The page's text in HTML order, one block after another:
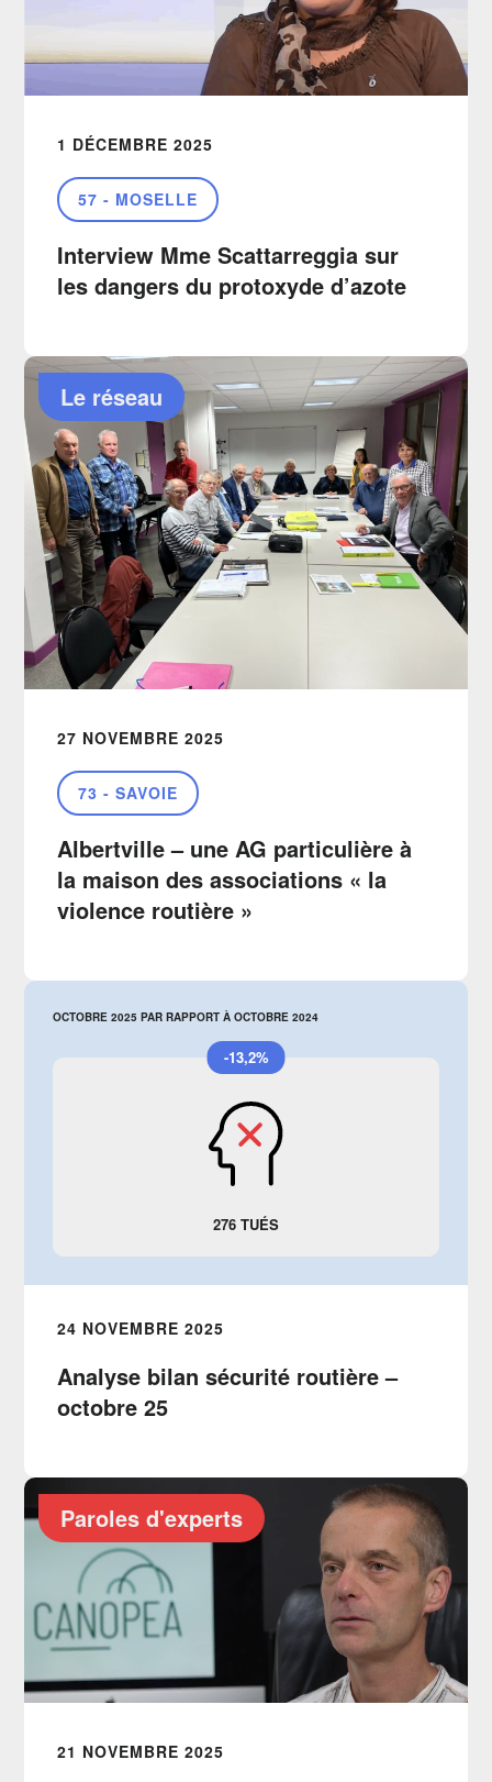
1 DÉCEMBRE 2025
57 - MOSELLE
Interview Mme Scattarreggia sur
les dangers du protoxyde d’azote
Le réseau
27 NOVEMBRE 2025
73 - SAVOIE
Albertville – une AG particulière à
la maison des associations « la
violence routière »
OCTOBRE 2025 PAR RAPPORT À OCTOBRE 2024
-13,2%
276 TUÉS
24 NOVEMBRE 2025
Analyse bilan sécurité routière –
octobre 25
Paroles d'experts
21 NOVEMBRE 2025